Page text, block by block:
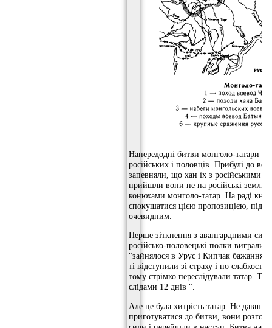
Напередодні битви монголо-татари
російських і половців. Прибулі до
запевняли, що хан їх з російськими
прийшли вони не на російські землі,
конюхами монголо-татар. На раді
спокушатися цією пропозицією,
очевидним.
Перше зіткнення з авангардними
російсько-половецькі полки
"зайнялося в Урус і Кипчак бажання
ті відступили зі страху і по
тому стрімко переслідували татар.
слідами 12 днів ".
Але це була хитрість татар. Не давши
приготуватися до битви, вони